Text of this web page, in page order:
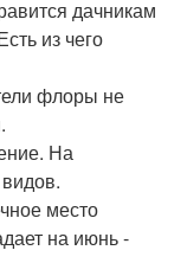
дачникам
из чего
флоры не
На
место
на июнь -